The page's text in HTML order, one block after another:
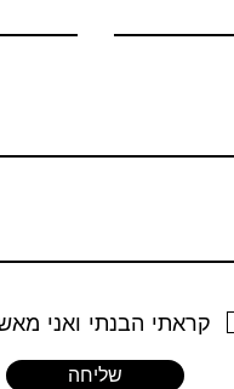
קראתי הבנתי ואני
שליחה